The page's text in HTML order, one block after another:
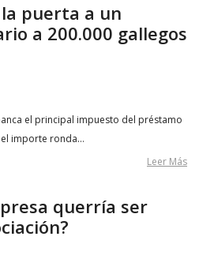
puerta a un
a 200.000 gallegos
el principal impuesto del préstamo
el importe ronda…
Leer Más
querría ser